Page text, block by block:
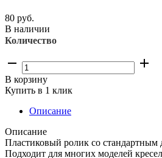
80 руб.
В наличии
Количество
В корзину
Купить в 1 клик
Описание
Описание
Пластиковый ролик со
Подходит для многих моделей